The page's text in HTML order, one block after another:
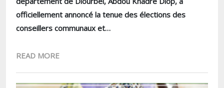
officiellement annoncé la tenue des élections des
conseillers communaux et…
READ MORE